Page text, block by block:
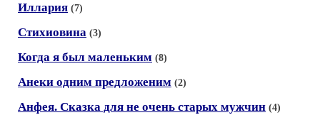
Иллария (7)
Стихиовина (3)
Когда я был маленьким (8)
Анеки одним предложеним (2)
Анфея. Сказка для не очень старых мужчин (4)